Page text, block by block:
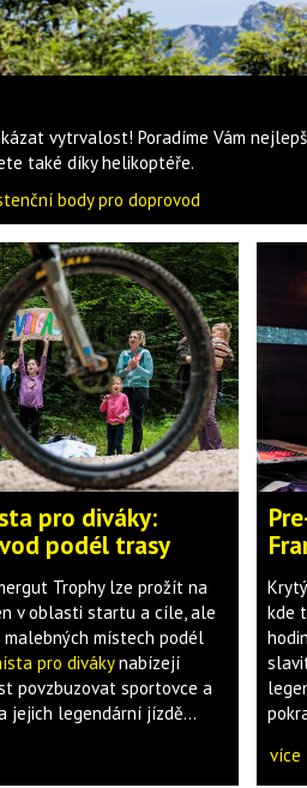
vytrvalost! Poradíme Vám
také díky helikoptéře.
body pro doprovod
pro diváky:
podél trasy
Trophy lze prožít na
v oblasti startu a cíle, ale
místech podél
pro divákynabízejí
povzbuzovat sportovce a
jejich legendární jízdě...
kde
více